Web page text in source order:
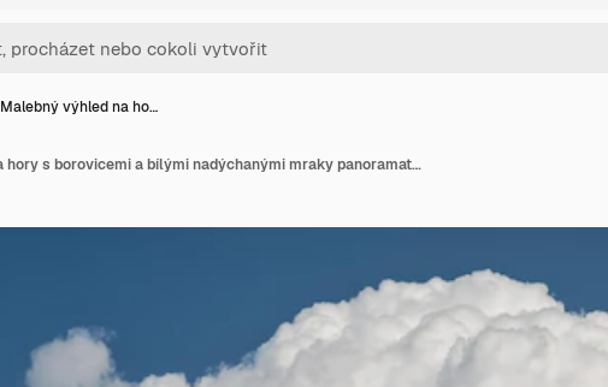
Malebný výhled na ho…
Malebný výhled na hory s borovicemi a bílými nadýchanými mraky panoramatický záběr hor v poledne na pobřeží Egejského moře